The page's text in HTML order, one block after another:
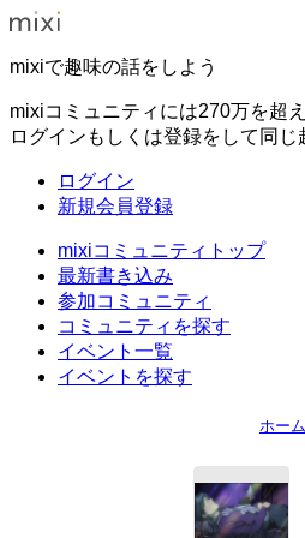
mixiで趣味の話をしよう
mixiコミュニティには270万を超
ログインもしくは登録をして同
ログイン
新規会員登録
mixiコミュニティトップ
最新書き込み
参加コミュニティ
コミュニティを探す
イベント一覧
イベントを探す
ホーム